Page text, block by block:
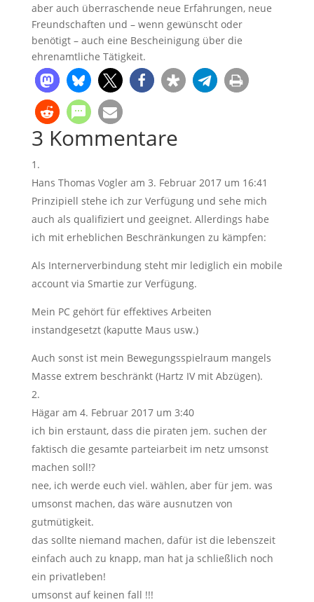
aber auch überraschende neue Erfahrungen, neue
Freundschaften und – wenn gewünscht oder
benötigt – auch eine Bescheinigung über die
ehrenamtliche Tätigkeit.
3 Kommentare
Hans Thomas Vogler am 3. Februar 2017 um 16:41
Prinzipiell stehe ich zur Verfügung und sehe mich
auch als qualifiziert und geeignet. Allerdings habe
ich mit erheblichen Beschränkungen zu kämpfen:
Als Internerverbindung steht mir lediglich ein mobile
account via Smartie zur Verfügung.
Mein PC gehört für effektives Arbeiten
instandgesetzt (kaputte Maus usw.)
Auch sonst ist mein Bewegungsspielraum mangels
Masse extrem beschränkt (Hartz IV mit Abzügen).
Hägar am 4. Februar 2017 um 3:40
ich bin erstaunt, dass die piraten jem. suchen der
faktisch die gesamte parteiarbeit im netz umsonst
machen soll!?
nee, ich werde euch viel. wählen, aber für jem. was
umsonst machen, das wäre ausnutzen von
gutmütigkeit.
das sollte niemand machen, dafür ist die lebenszeit
einfach auch zu knapp, man hat ja schließlich noch
ein privatleben!
umsonst auf keinen fall !!!